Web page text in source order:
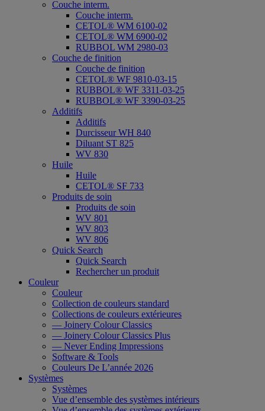
Couche interm.
Couche interm.
CETOL® WM 6100-02
CETOL® WM 6900-02
RUBBOL WM 2980-03
Couche de finition
Couche de finition
CETOL® WF 9810-03-15
RUBBOL® WF 3311-03-25
RUBBOL® WF 3390-03-25
Additifs
Additifs
Durcisseur WH 840
Diluant ST 825
WV 830
Huile
Huile
CETOL® SF 733
Produits de soin
Produits de soin
WV 801
WV 803
WV 806
Quick Search
Quick Search
Rechercher un produit
Couleur
Couleur
Collection de couleurs standard
Collections de couleurs extérieures
— Joinery Colour Classics
— Joinery Colour Classics Plus
— Never Ending Impressions
Software & Tools
Couleurs De L’année 2026
Systèmes
Systèmes
Vue d’ensemble des systèmes intérieurs